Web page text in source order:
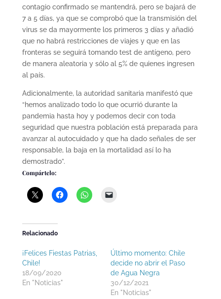
contagio confirmado se mantendrá, pero se bajará de
7 a 5 días, ya que se comprobó que la transmisión del
virus se da mayormente los primeros 3 días y añadió
que no habrá restricciones de viajes y que en las
fronteras se seguirá tomando test de antígeno, pero
de manera aleatoria y sólo al 5% de quienes ingresen
al país.
Adicionalmente, la autoridad sanitaria manifestó que
“hemos analizado todo lo que ocurrió durante la
pandemia hasta hoy y podemos decir con toda
seguridad que nuestra población está preparada para
avanzar al autocuidado y que ha dado señales de ser
responsable, la baja en la mortalidad así lo ha
demostrado”.
Compártelo:
Relacionado
¡Felices Fiestas Patrias,
Chile!
18/09/2020
En "Noticias"
Último momento: Chile
decide no abrir el Paso
de Agua Negra
30/12/2021
En "Noticias"